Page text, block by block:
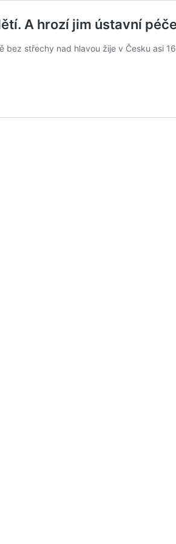
A hrozí jim ústavní péče
střechy nad hlavou žije v Česku asi